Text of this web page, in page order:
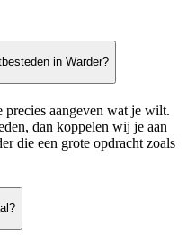
in Warder?
aangeven wat je wilt.
dan koppelen wij je aan
die een grote opdracht zoals